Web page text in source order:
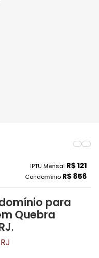
IPTU Mensal R$ 121
Condomínio R$ 856
para
Quebra